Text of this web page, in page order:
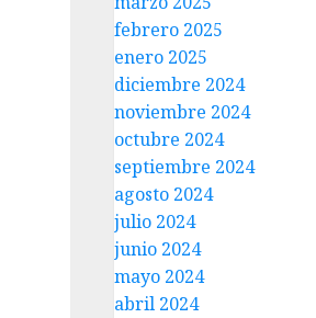
febrero 2025
enero 2025
diciembre 2024
noviembre 2024
octubre 2024
septiembre 2024
agosto 2024
julio 2024
junio 2024
mayo 2024
abril 2024